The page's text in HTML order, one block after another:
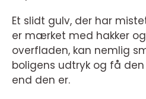
Et slidt gulv, der har
er mærket med hakker
overfladen, kan nemlig
boligens udtryk og få
end den er.